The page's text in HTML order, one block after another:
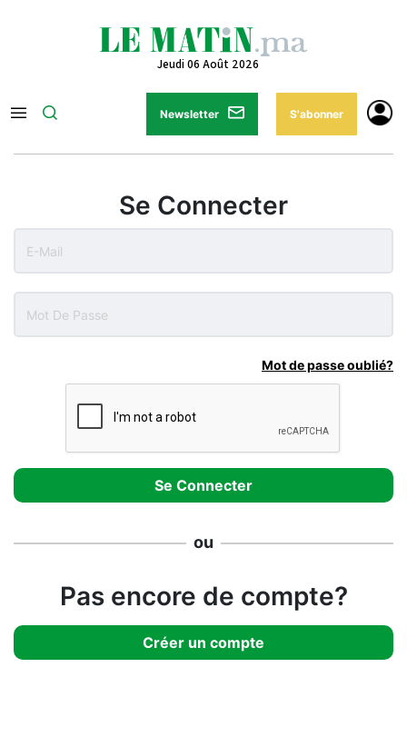
Jeudi 06 Août 2026
Newsletter S'abonner
Se Connecter
Mot de passe oublié?
ou
Pas encore de compte?
Créer un compte